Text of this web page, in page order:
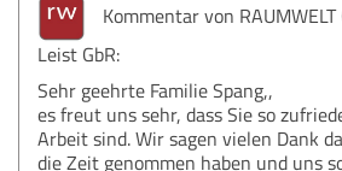
Kommentar von
Leist GbR:
Sehr geehrte Familie Spang,,
es freut uns sehr, dass Sie so
Arbeit sind. Wir sagen vielen Dank
die Zeit genommen haben und uns